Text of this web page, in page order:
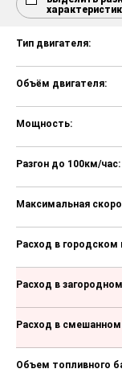
Лючок
Тип двигателя:
Объём двигателя:
Мощность:
Разгон до 100км/час:
Максимальная
Расход в городском
Расход в
Расход в смешанном
Объем топливного